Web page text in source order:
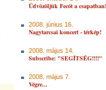
Üdvözöljük Fecót a csapatban!
2008. június 16.
Nagytarcsai koncert - térkép!
2008. május 14.
Subscribe: "SEGÍTSÉG!!!!"
2008. május 7.
Végre...